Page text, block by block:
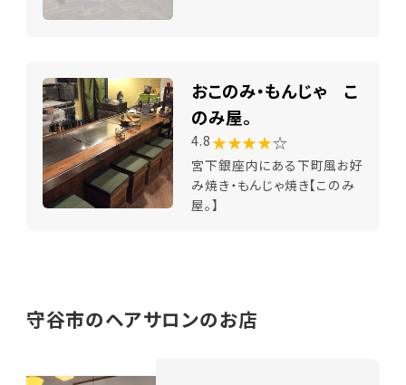
おこのみ・もんじゃ こ
のみ屋。
4.8 ★★★★☆
宮下銀座内にある下町風お好
み焼き・もんじゃ焼き【このみ
屋。】
守谷市のヘアサロンのお店